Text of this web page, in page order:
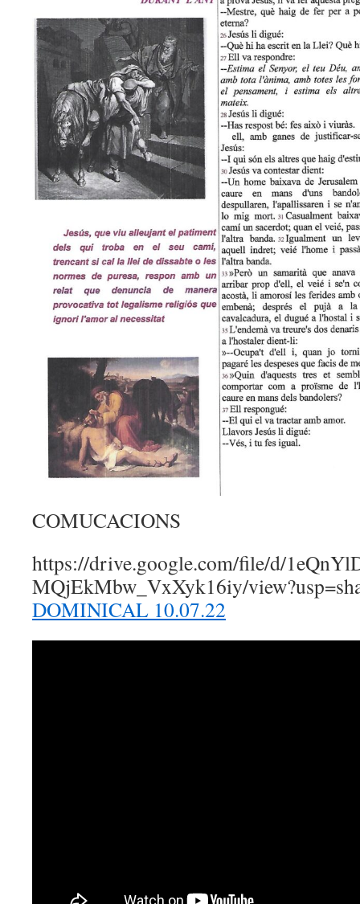
COMUCACIONS
https://drive.google.com/file/d/
MQjEkMbw_VxXyk16iy/
DOMINICAL 10.07.22